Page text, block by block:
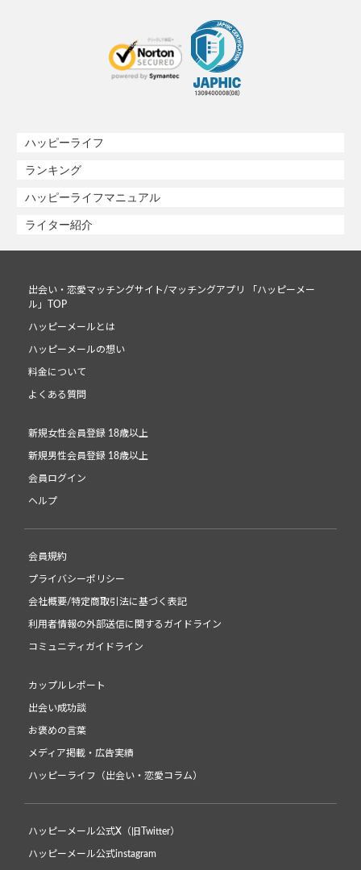
ハッピーライフ
ランキング
ハッピーライフマニュアル
ライター紹介
出会い・恋愛マッチングサイト/マッチングアプリ 「ハッピーメー
ル」TOP
ハッピーメールとは
ハッピーメールの想い
料金について
よくある質問
新規女性会員登録 18歳以上
新規男性会員登録 18歳以上
会員ログイン
ヘルプ
会員規約
プライバシーポリシー
会社概要/特定商取引法に基づく表記
利用者情報の外部送信に関するガイドライン
コミュニティガイドライン
カップルレポート
出会い成功談
お褒めの言葉
メディア掲載・広告実績
ハッピーライフ（出会い・恋愛コラム）
ハッピーメール公式X（旧Twitter）
ハッピーメール公式instagram